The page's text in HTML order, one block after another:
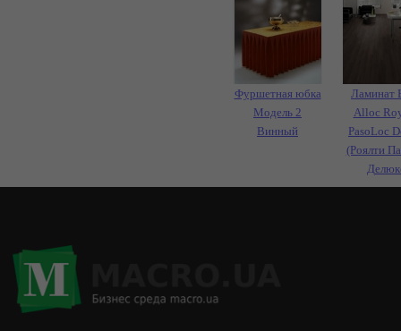
Фуршетная юбка
Модель 2
Винный
Ламинат
Alloc
PasoLoc
(Роялти